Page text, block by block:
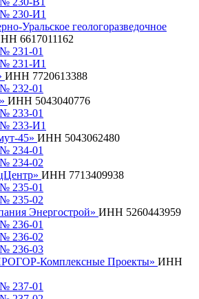
230-И1
Уральское геологоразведочное
6617011162
231-01
231-И1
ИНН 7720613388
232-01
ИНН 5043040776
233-01
233-И1
45» ИНН 5043062480
234-01
234-02
ИНН 7713409938
235-01
235-02
Энергострой» ИНН 5260443959
236-01
236-02
236-03
Комплексные Проекты» ИНН
237-01